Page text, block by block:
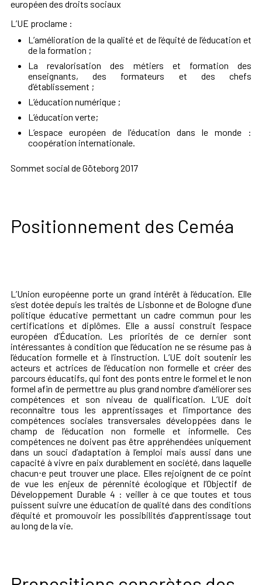
européen des droits sociaux
L’UE proclame :
L’amélioration de la qualité et de l’équité de l’éducation et
de la formation ;
La revalorisation des métiers et formation des
enseignants, des formateurs et des chefs
d’établissement ;
L’éducation numérique ;
L’éducation verte;
L’espace européen de l'éducation dans le monde :
coopération internationale.
Sommet social de Göteborg 2017
Positionnement des Ceméa
L’Union européenne porte un grand intérêt à l’éducation. Elle
s’est dotée depuis les traités de Lisbonne et de Bologne d’une
politique éducative permettant un cadre commun pour les
certifications et diplômes. Elle a aussi construit l’espace
européen d’Éducation. Les priorités de ce dernier sont
intéressantes à condition que l’éducation ne se résume pas à
l’éducation formelle et à l’instruction. L’UE doit soutenir les
acteurs et actrices de l’éducation non formelle et créer des
parcours éducatifs, qui font des ponts entre le formel et le non
formel afin de permettre au plus grand nombre d’améliorer ses
compétences et son niveau de qualification. L’UE doit
reconnaître tous les apprentissages et l’importance des
compétences sociales transversales développées dans le
champ de l’éducation non formelle et informelle. Ces
compétences ne doivent pas être appréhendées uniquement
dans un souci d’adaptation à l’emploi mais aussi dans une
capacité à vivre en paix durablement en société, dans laquelle
chacun⋅e peut trouver une place. Elles rejoignent de ce point
de vue les enjeux de pérennité écologique et l’Objectif de
Développement Durable 4 : veiller à ce que toutes et tous
puissent suivre une éducation de qualité dans des conditions
d’équité et promouvoir les possibilités d’apprentissage tout
au long de la vie.